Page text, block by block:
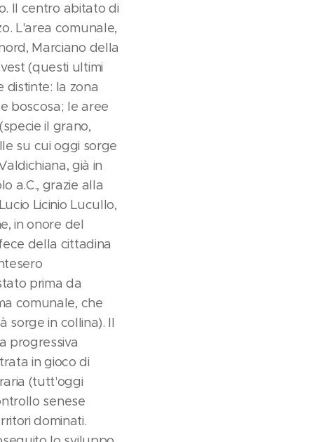
Il centro abitato di
L'area comunale,
Marciano della
(questi ultimi
distinte: la zona
boscosa; le aree
il grano,
su cui oggi sorge
già in
a.C., grazie alla
Licinio Lucullo,
in onore del
della cittadina
prima da
comunale, che
sorge in collina). Il
progressiva
in gioco di
(tutt'oggi
senese
dominati.